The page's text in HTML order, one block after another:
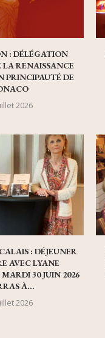
: DÉLÉGATION
RENAISSANCE
PRINCIPAUTÉ DE
2026
: DÉJEUNER
AVEC LYANE
30 JUIN 2026
À...
2026